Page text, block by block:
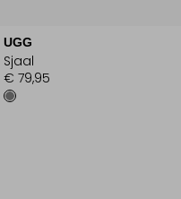
UGG
Sjaal
€ 79,95